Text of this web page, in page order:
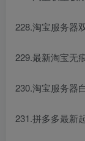
228.淘宝服务器
229.最新淘宝无
230.淘宝服务器
231.拼多多最新